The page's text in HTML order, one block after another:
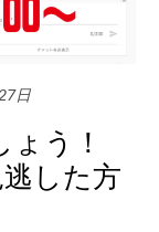
日
ょう！
した方